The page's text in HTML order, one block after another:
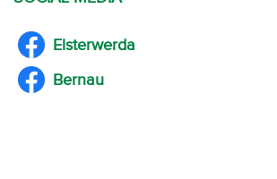
Elsterwerda
Bernau